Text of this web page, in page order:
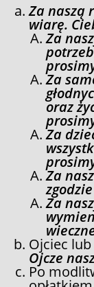
Za naszą
wiarę.
Za
Za
oraz
Za
Za
Za
Ojciec
Ojcze
Po